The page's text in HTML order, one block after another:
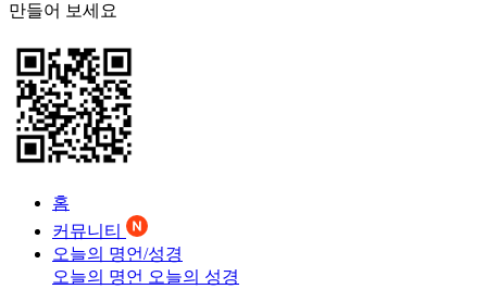
만들어 보세요
홈
커뮤니티
오늘의 명언/성경
오늘의 명언 오늘의 성경